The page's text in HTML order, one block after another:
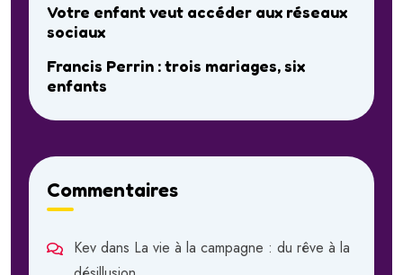
Votre enfant veut accéder aux réseaux
sociaux
Francis Perrin : trois mariages, six
enfants
Commentaires
Kev dans La vie à la campagne : du rêve à la